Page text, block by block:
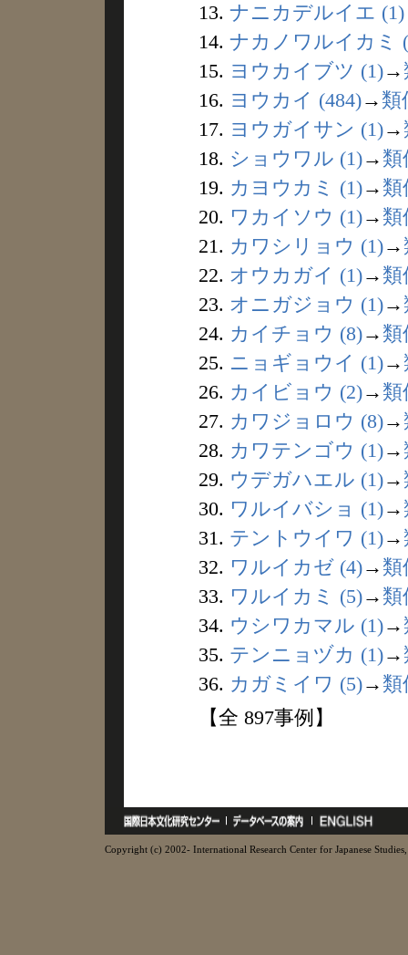
13. ナニカデルイエ (1)
14. ナカノワルイカミ
15. ヨウカイブツ (1)→
16. ヨウカイ (484)→ 類
17. ヨウガイサン (1)→
18. ショウワル (1)→ 類
19. カヨウカミ (1)→ 類
20. ワカイソウ (1)→ 類
21. カワシリョウ (1)→
22. オウカガイ (1)→ 類
23. オニガジョウ (1)→
24. カイチョウ (8)→ 類
25. ニョギョウイ (1)→
26. カイビョウ (2)→ 類
27. カワジョロウ (8)→
28. カワテンゴウ (1)→
29. ウデガハエル (1)→
30. ワルイバショ (1)→
31. テントウイワ (1)→
32. ワルイカゼ (4)→ 類
33. ワルイカミ (5)→ 類
34. ウシワカマル (1)→
35. テンニョヅカ (1)→
36. カガミイワ (5)→ 類
【全 897事例】
Copyright (c) 2002- International Research Center for Japanese